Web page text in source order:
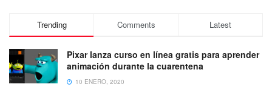
Trending Comments Latest
Pixar lanza curso en línea gratis para aprender
animación durante la cuarentena
10 ENERO, 2020